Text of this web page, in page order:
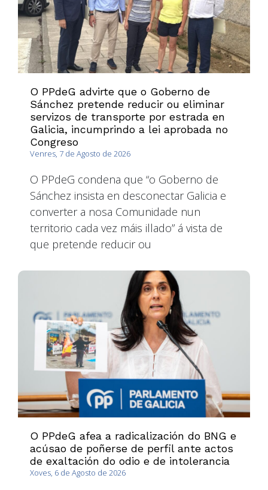
O PPdeG advirte que o Goberno de
Sánchez pretende reducir ou eliminar
servizos de transporte por estrada en
Galicia, incumprindo a lei aprobada no
Congreso
Venres, 7 de Agosto de 2026
O PPdeG condena que “o Goberno de
Sánchez insista en desconectar Galicia e
converter a nosa Comunidade nun
territorio cada vez máis illado” á vista de
que pretende reducir ou
O PPdeG afea a radicalización do BNG e
acúsao de poñerse de perfil ante actos
de exaltación do odio e de intolerancia
Xoves, 6 de Agosto de 2026